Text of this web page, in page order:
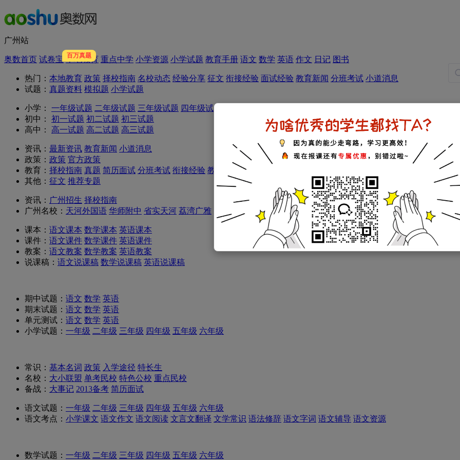
广州站
奥数首页 试卷宝 百万真题
本地教育 重点中学 小学资源 小学试题 教育手册 语文 数学 英语 作文 日记 图书
热门： 本地教育 政策 择校指南 名校动态 经验分享 征文 衔接经验 面试经验 教育新闻 分班考试 小道消息
试题： 真题资料 模拟题 小学试题
小学： 一年级试题 二年级试题 三年级试题 四年级试题
初中：
初一试题 初二试题 初三试题
高中：
高一试题 高二试题 高三试题
资讯： 最新资讯 教育新闻 小道消息
政策： 政策 官方政策
教育： 择校指南 真题 简历面试 分班考试 衔接经验 教育新闻
小道消息
其他： 征文 推荐专题
资讯： 广州招生 择校指南
广州名校： 天河外国语 华师附中 省实天河 荔湾广雅 真光中学 广大附中 广东实验中学 育才实验 中大附中
课本： 语文课本 数学课本 英语课本
课件： 语文课件 数学课件 英语课件
教案： 语文教案 数学教案 英语教案
说课稿： 语文说课稿 数学说课稿 英语说课稿
期中试题： 语文 数学 英语
期末试题： 语文 数学 英语
单元测试： 语文 数学 英语
小学试题： 一年级 二年级 三年级 四年级 五年级 六年级
常识： 基本名词 政策 入学途径 特长生
名校： 大小联盟 单考民校 特色公校 重点民校
备战： 大事记 2013备考 简历面试
语文试题： 一年级 二年级 三年级 四年级 五年级 六年级
语文考点： 小学课文 语文作文 语文阅读 文言文翻译 文学常识 语法修辞 语文字词 语文辅导 语文资源
数学试题： 一年级 二年级 三年级 四年级 五年级 六年级